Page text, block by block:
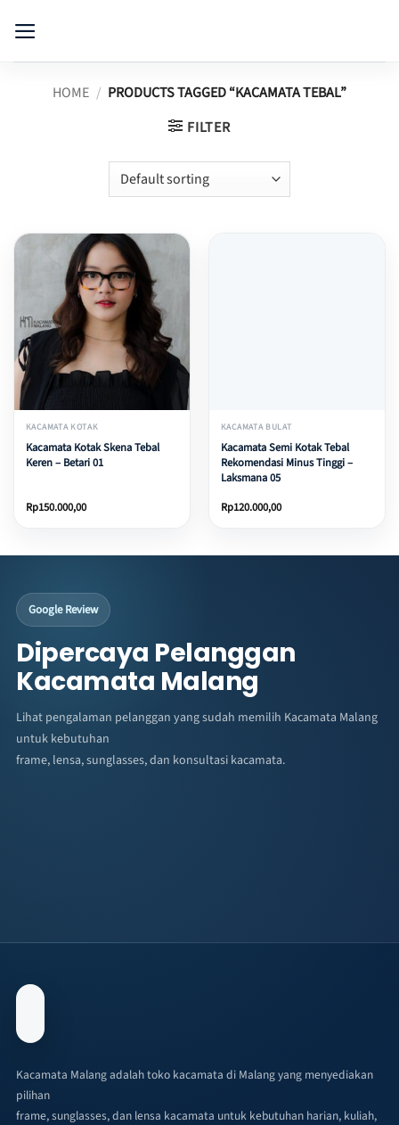
HOME / PRODUCTS TAGGED “KACAMATA TEBAL”
FILTER
KACAMATA KOTAK
Kacamata Kotak Skena Tebal
Keren – Betari 01
Rp150.000,00
KACAMATA BULAT
Kacamata Semi Kotak Tebal
Rekomendasi Minus Tinggi –
Laksmana 05
Rp120.000,00
Google Review
Dipercaya Pelanggan
Kacamata Malang
Lihat pengalaman pelanggan yang sudah memilih Kacamata Malang
untuk kebutuhan
frame, lensa, sunglasses, dan konsultasi kacamata.
Kacamata Malang adalah toko kacamata di Malang yang menyediakan
pilihan
frame, sunglasses, dan lensa kacamata untuk kebutuhan harian, kuliah,